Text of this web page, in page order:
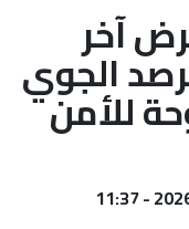
آخر
الجوي
للأمن